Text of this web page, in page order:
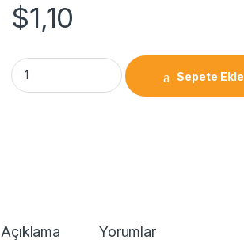
$1,10
Sepete Ekle
Açıklama Yorumlar